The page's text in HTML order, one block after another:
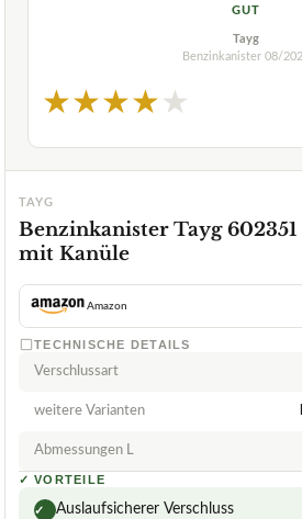
GUT
Tayg
Benzinkanister 08/
★★★★★
TAYG
Benzinkanister Tayg
mit Kanüle
Amazon
TECHNISCHE DETAILS
Verschlussart
weitere Varianten
Abmessungen L
✓ VORTEILE
✓ Auslaufsicherer Verschluss